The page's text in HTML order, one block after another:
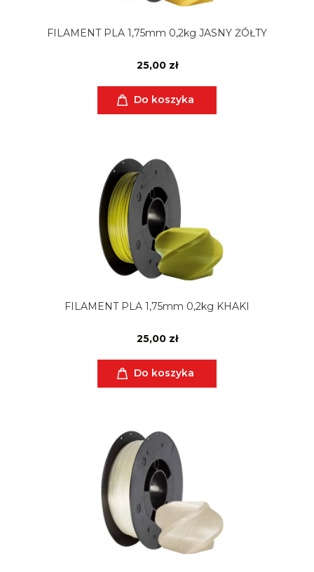
FILAMENT PLA 1,75mm 0,2kg JASNY ŻÓŁTY
25,00 zł
Do koszyka
FILAMENT PLA 1,75mm 0,2kg KHAKI
25,00 zł
Do koszyka